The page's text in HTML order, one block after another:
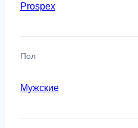
Prospex
Пол
Мужские